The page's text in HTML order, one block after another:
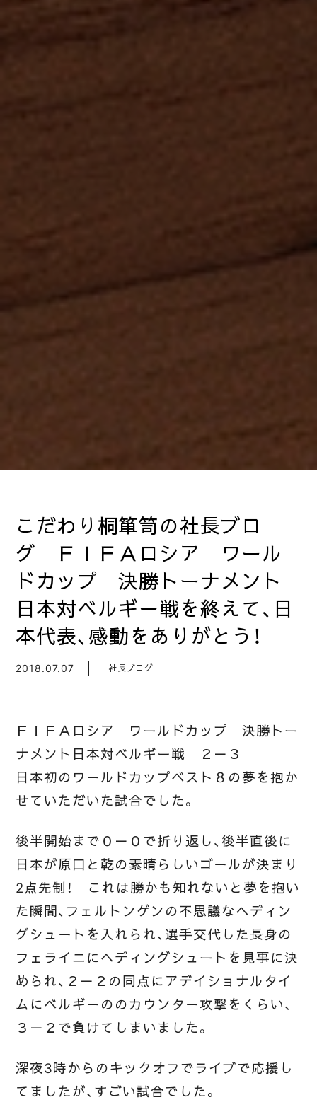
こだわり桐箪笥の社長ブロ
グ ＦＩＦＡロシア ワール
ドカップ 決勝トーナメント
日本対ベルギー戦を終えて、日
本代表、感動をありがとう！
2018.07.07 社長ブログ
ＦＩＦＡロシア ワールドカップ 決勝トー
ナメント日本対ベルギー戦 ２－３
日本初のワールドカップベスト８の夢を抱か
せていただいた試合でした。
後半開始まで０－０で折り返し、後半直後に
日本が原口と乾の素晴らしいゴールが決まり
2点先制！ これは勝かも知れないと夢を抱い
た瞬間、フェルトンゲンの不思議なヘディン
グシュートを入れられ、選手交代した長身の
フェライニにヘディングシュートを見事に決
められ、２－２の同点にアデイショナルタイ
ムにベルギーののカウンター攻撃をくらい、
３－２で負けてしまいました。
深夜3時からのキックオフでライブで応援し
てましたが、すごい試合でした。